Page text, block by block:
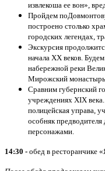
извлекоша ее вон»,
Пройдем
построено столько
городских легендах,
Экскурсия
начала ХХ веков.
набережной реки
Мирожский
Сравним губернский
учреждениях XIX
полицейская управа,
особняк
персонажами.
14:30 - обед в ресторанчике